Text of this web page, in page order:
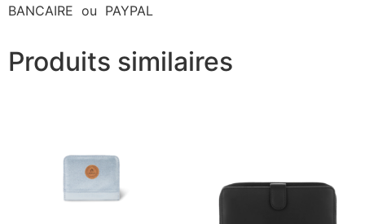
BANCAIRE ou PAYPAL
Produits similaires